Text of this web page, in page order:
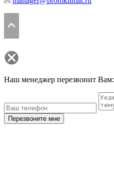
Наш менеджер перезвонит Вам:
Перезвоните мне